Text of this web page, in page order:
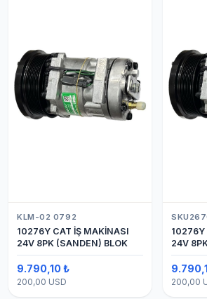
KLM-02 0792
10276Y CAT İŞ MAKİNASI
24V 8PK (SANDEN) BLOK
9.790,10 ₺
200,00 USD
10276Y
24V
200,00